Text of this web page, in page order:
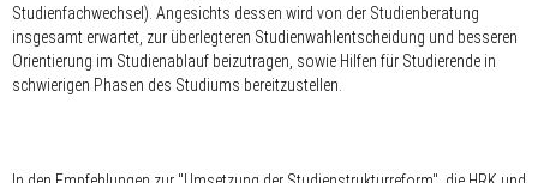
Studienfachwechsel). Angesichts dessen wird von der Studienberatung
insgesamt erwartet, zur überlegteren Studienwahlentscheidung und besseren
Orientierung im Studienablauf beizutragen, sowie Hilfen für Studierende in
schwierigen Phasen des Studiums bereitzustellen.